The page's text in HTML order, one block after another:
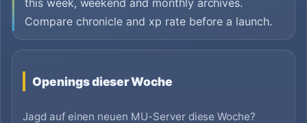
this week, weekend and monthly archives.
Compare chronicle and xp rate before a launch.
Openings dieser Woche
Jagd auf einen neuen MU-Server diese Woche?